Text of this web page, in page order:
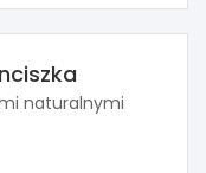
naturalnymi